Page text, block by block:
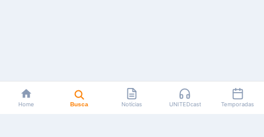
Home Busca Notícias UNITEDcast Temporadas